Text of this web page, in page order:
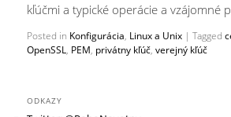
kľúčmi a typické operácie a vzájomné
Posted in Konfigurácia, Linux a Unix |Tagged
OpenSSL, PEM, privátny kľúč,verejný kľúč
ODKAZY